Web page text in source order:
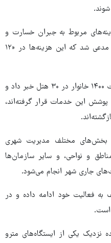
مربوط به جبران خسارت و
بازسازی این واحدها را تقبل کرده و مدعی شد که این هزینه‌ها در «۱۲
شهردار تهران همچنین از اسکان موقت ۱۴۰۰ خانوار در ۳۰ هتل خبر داد و
از ۴۰۰۰ نفر تحت پوشش این خدمات قرار گرفته‌اند،
بخش‌های مختلف مدیریت شهری
و نواحی، و سایر سازمان‌ها
جاری شهر انجام می‌شود.
به فعالیت خود ادامه داده و در
است.
نزدیک یکی از ایستگاه‌های مترو